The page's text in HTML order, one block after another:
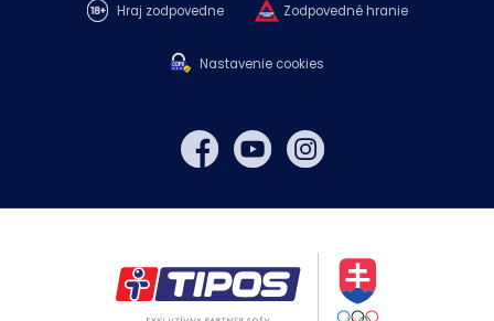
Hraj zodpovedne Zodpovedné hranie
Nastavenie cookies